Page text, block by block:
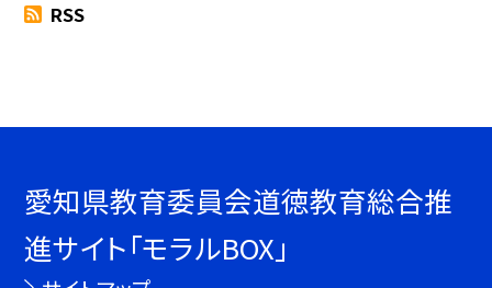
RSS
愛知県教育委員会道徳教育総合推
進サイト「モラルBOX」